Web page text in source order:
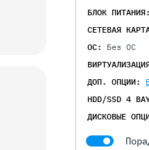
БЛОК ПИТАНИЯ:
СЕТЕВАЯ
ОС:
Без ОС
ДОП. ОПЦИИ:
HDD/SSD 4
ДИСКОВЫЕ